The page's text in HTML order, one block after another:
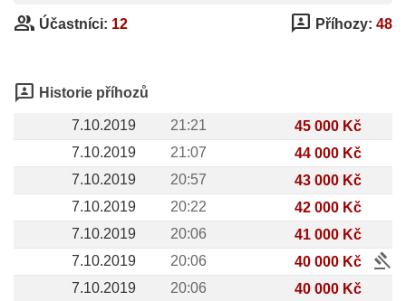
group Účastníci: 12 3p Příhozy: 48
3p Historie příhozů
7.10.2019 21:21
45 000 Kč
7.10.2019
21:07
44 000 Kč
7.10.2019
20:57
43 000 Kč
7.10.2019
20:22
42 000 Kč
7.10.2019
20:06
41 000 Kč
7.10.2019
20:06 40 000 Kč gavel
7.10.2019 20:06
40 000 Kč